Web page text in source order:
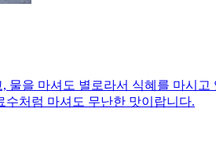
물을 마셔도 별로라서 식혜를 마시
처럼 마셔도 무난한 맛이랍니다.